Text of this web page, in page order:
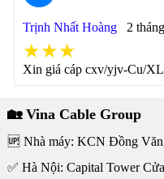
Trịnh Nhất Hoàng 2
★★★
Xin giá cáp cxv/yjv-Cu/
🏡 Vina Cable Group
🆙 Nhà máy: KCN Đồng
✅ Hà Nội: Capital Tower